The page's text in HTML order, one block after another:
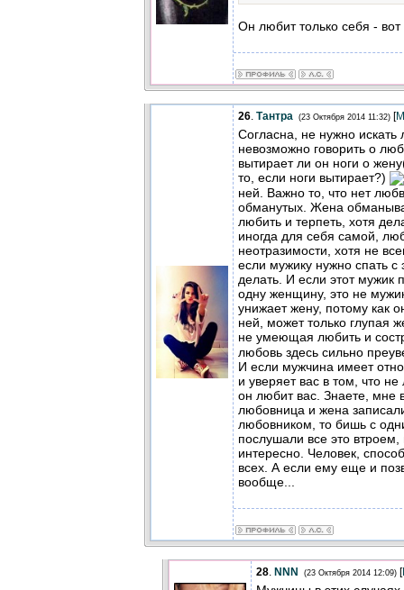
Он любит только себя - вот
26. Тантра (23 Октября 2014 11:32) [
Согласна, не нужно искать
невозможно говорить о
вытирает ли он ноги о
то, если ноги вытирает?)
ней. Важно то, что нет
обманутых. Жена
любить и терпеть, хотя
иногда для себя самой,
неотразимости, хотя не
если мужику нужно спать
делать. И если этот мужик
одну женщину, это не
унижает жену, потому как
ней, может только глупая
не умеющая любить и
любовь здесь сильно
И если мужчина имеет
и уверяет вас в том, что
он любит вас. Знаете, мне
любовница и жена
любовником, то бишь с
послушали все это
интересно. Человек,
всех. А если ему еще и
вообще...
28. NNN (23 Октября 2014 12:09) [